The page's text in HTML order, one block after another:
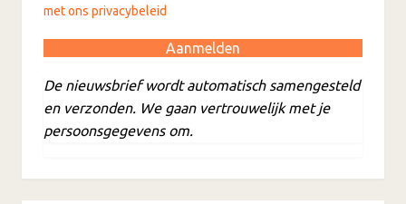
met ons privacybeleid
De nieuwsbrief wordt automatisch samengesteld
en verzonden. We gaan vertrouwelijk met je
persoonsgegevens om.